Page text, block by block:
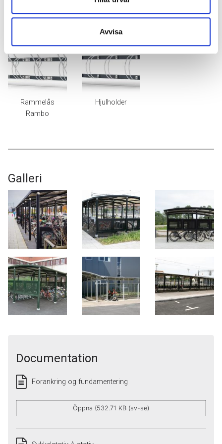
Avvisa
med tilbehør etter hvert som behovet endrer seg.
Rammelås
Rambo
Hjulholder
Galleri
Documentation
Forankring og fundamentering
Öppna (532.71 KB (sv-se)